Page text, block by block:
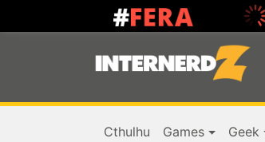
Cthulhu Games Geek